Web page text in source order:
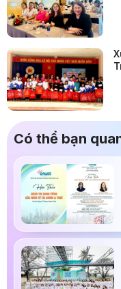
Có thể bạn